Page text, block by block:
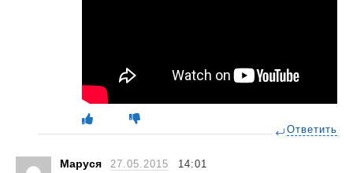
Ответить
Маруся 27.05.2015 14:01